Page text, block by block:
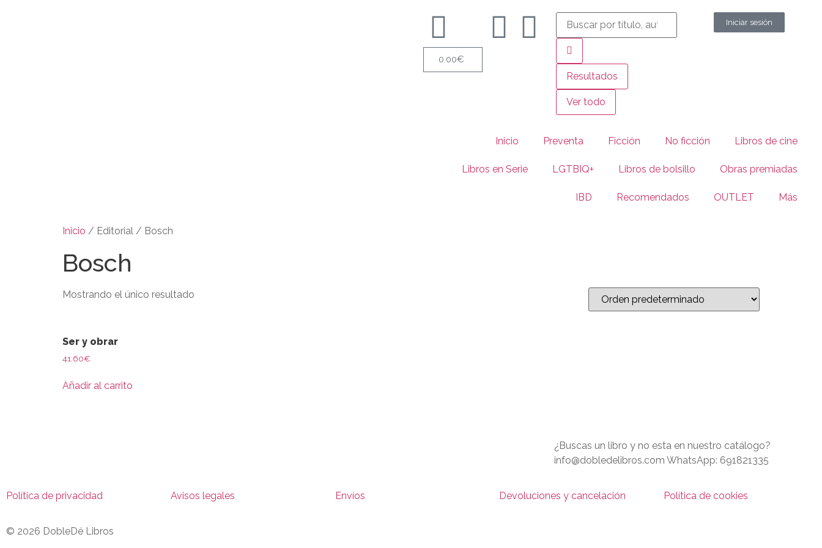
0.00€
Resultados
Ver todo
Iniciar sesión
Inicio Preventa Ficción No ficción Libros de cine
Libros en Serie LGTBIQ+ Libros de bolsillo Obras premiadas
IBD Recomendados OUTLET Más
Inicio / Editorial / Bosch
Bosch
Mostrando el único resultado
Ser y obrar
41.60€
Añadir al carrito
¿Buscas un libro y no esta en nuestro catálogo?
info@dobledelibros.com WhatsApp: 691821335
Política de privacidad Avisos legales Envíos Devoluciones y cancelación Política de cookies
© 2026 DobleDé Libros